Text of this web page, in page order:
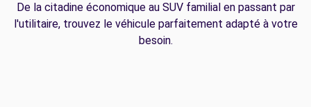
De la citadine économique au SUV familial en passant par
l'utilitaire, trouvez le véhicule parfaitement adapté à votre
besoin.